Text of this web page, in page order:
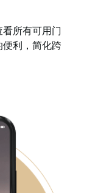
所有可用门
便利，简化跨